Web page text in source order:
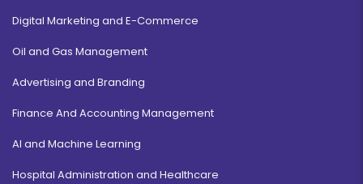
Digital Marketing and E-Commerce
Oil and Gas Management
Advertising and Branding
Finance And Accounting Management
AI and Machine Learning
Hospital Administration and Healthcare